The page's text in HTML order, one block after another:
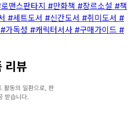
맨스판타지 #만화책 #장르소설 #책
#세트도서 #신간도서 #취미도서 #
#가독성 #캐릭터서사 #구매가이드 #
리뷰